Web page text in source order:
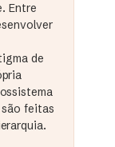
Entre
de
feitas